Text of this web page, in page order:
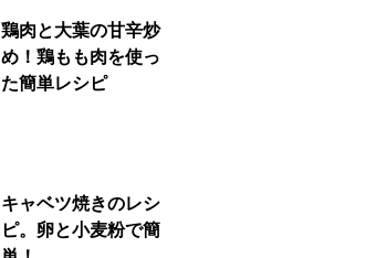
鶏肉と大葉の甘辛炒
め！鶏もも肉を使っ
た簡単レシピ
キャベツ焼きのレシ
ピ。卵と小麦粉で簡